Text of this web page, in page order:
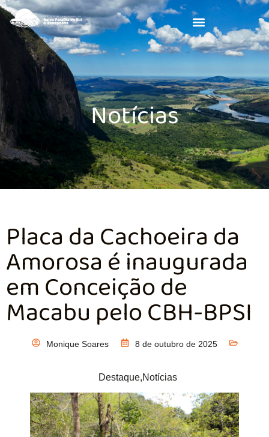
Notícias
Placa da Cachoeira da
Amorosa é inaugurada
em Conceição de
Macabu pelo CBH-BPSI
Monique Soares 8 de outubro de 2025
Destaque,Notícias